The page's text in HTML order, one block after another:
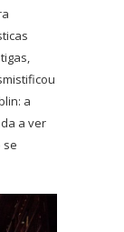
a
a ver
se